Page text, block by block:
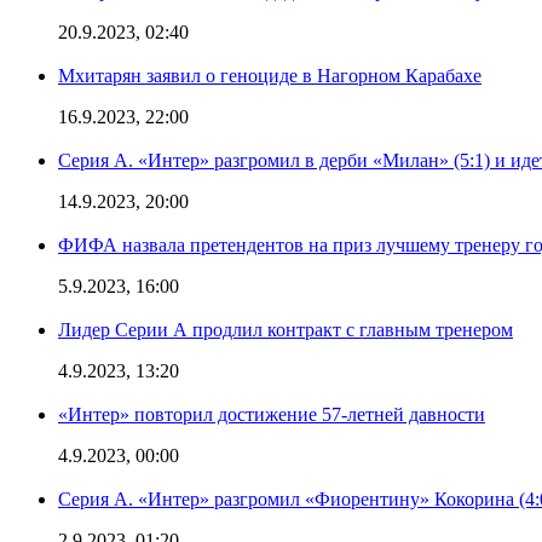
20.9.2023, 02:40
Мхитарян заявил о геноциде в Нагорном Карабахе
16.9.2023, 22:00
Серия А. «Интер» разгромил в дерби «Милан» (5:1) и
14.9.2023, 20:00
ФИФА назвала претендентов на приз лучшему тренеру
5.9.2023, 16:00
Лидер Серии А продлил контракт с главным тренером
4.9.2023, 13:20
«Интер» повторил достижение 57-летней давности
4.9.2023, 00:00
Серия А. «Интер» разгромил «Фиорентину» Кокорина